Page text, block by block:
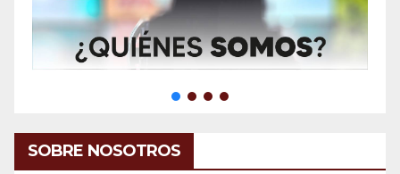
SOBRE NOSOTROS